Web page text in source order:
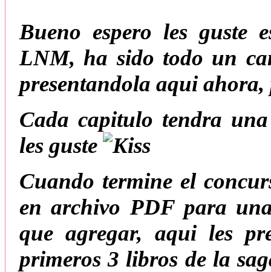
Bueno espero les guste
LNM, ha sido todo un
presentandola aqui
Cada capitulo tendra
les guste
Cuando termine el
en archivo PDF para
que agregar, aqui les
primeros 3 libros de la